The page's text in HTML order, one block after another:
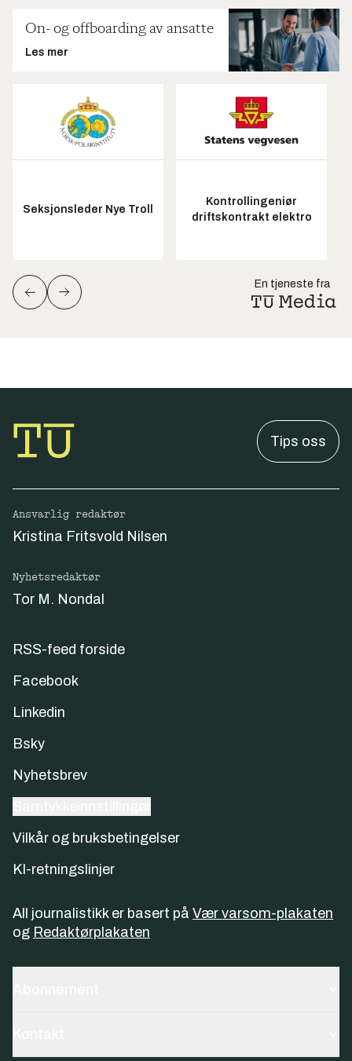
On- og offboarding av ansatte
Les mer
Seksjonsleder Nye Troll
Kontrollingeniør
driftskontrakt elektro
En tjeneste fra
Tips oss
Ansvarlig redaktør
Kristina Fritsvold Nilsen
Nyhetsredaktør
Tor M. Nondal
RSS-feed forside
Facebook
Linkedin
Bsky
Nyhetsbrev
Vilkår og bruksbetingelser
KI-retningslinjer
All journalistikk er basert på Vær varsom-plakaten
og Redaktørplakaten